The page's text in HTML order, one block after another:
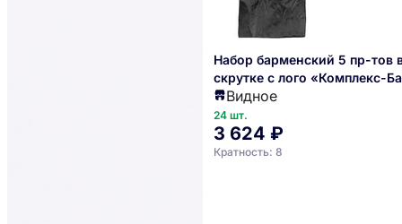
Набор барменский 5 пр-тов
скрутке с лого «Комплекс-
Probar 2030137
Видное
24 шт.
3 624 ₽
Кратность: 8